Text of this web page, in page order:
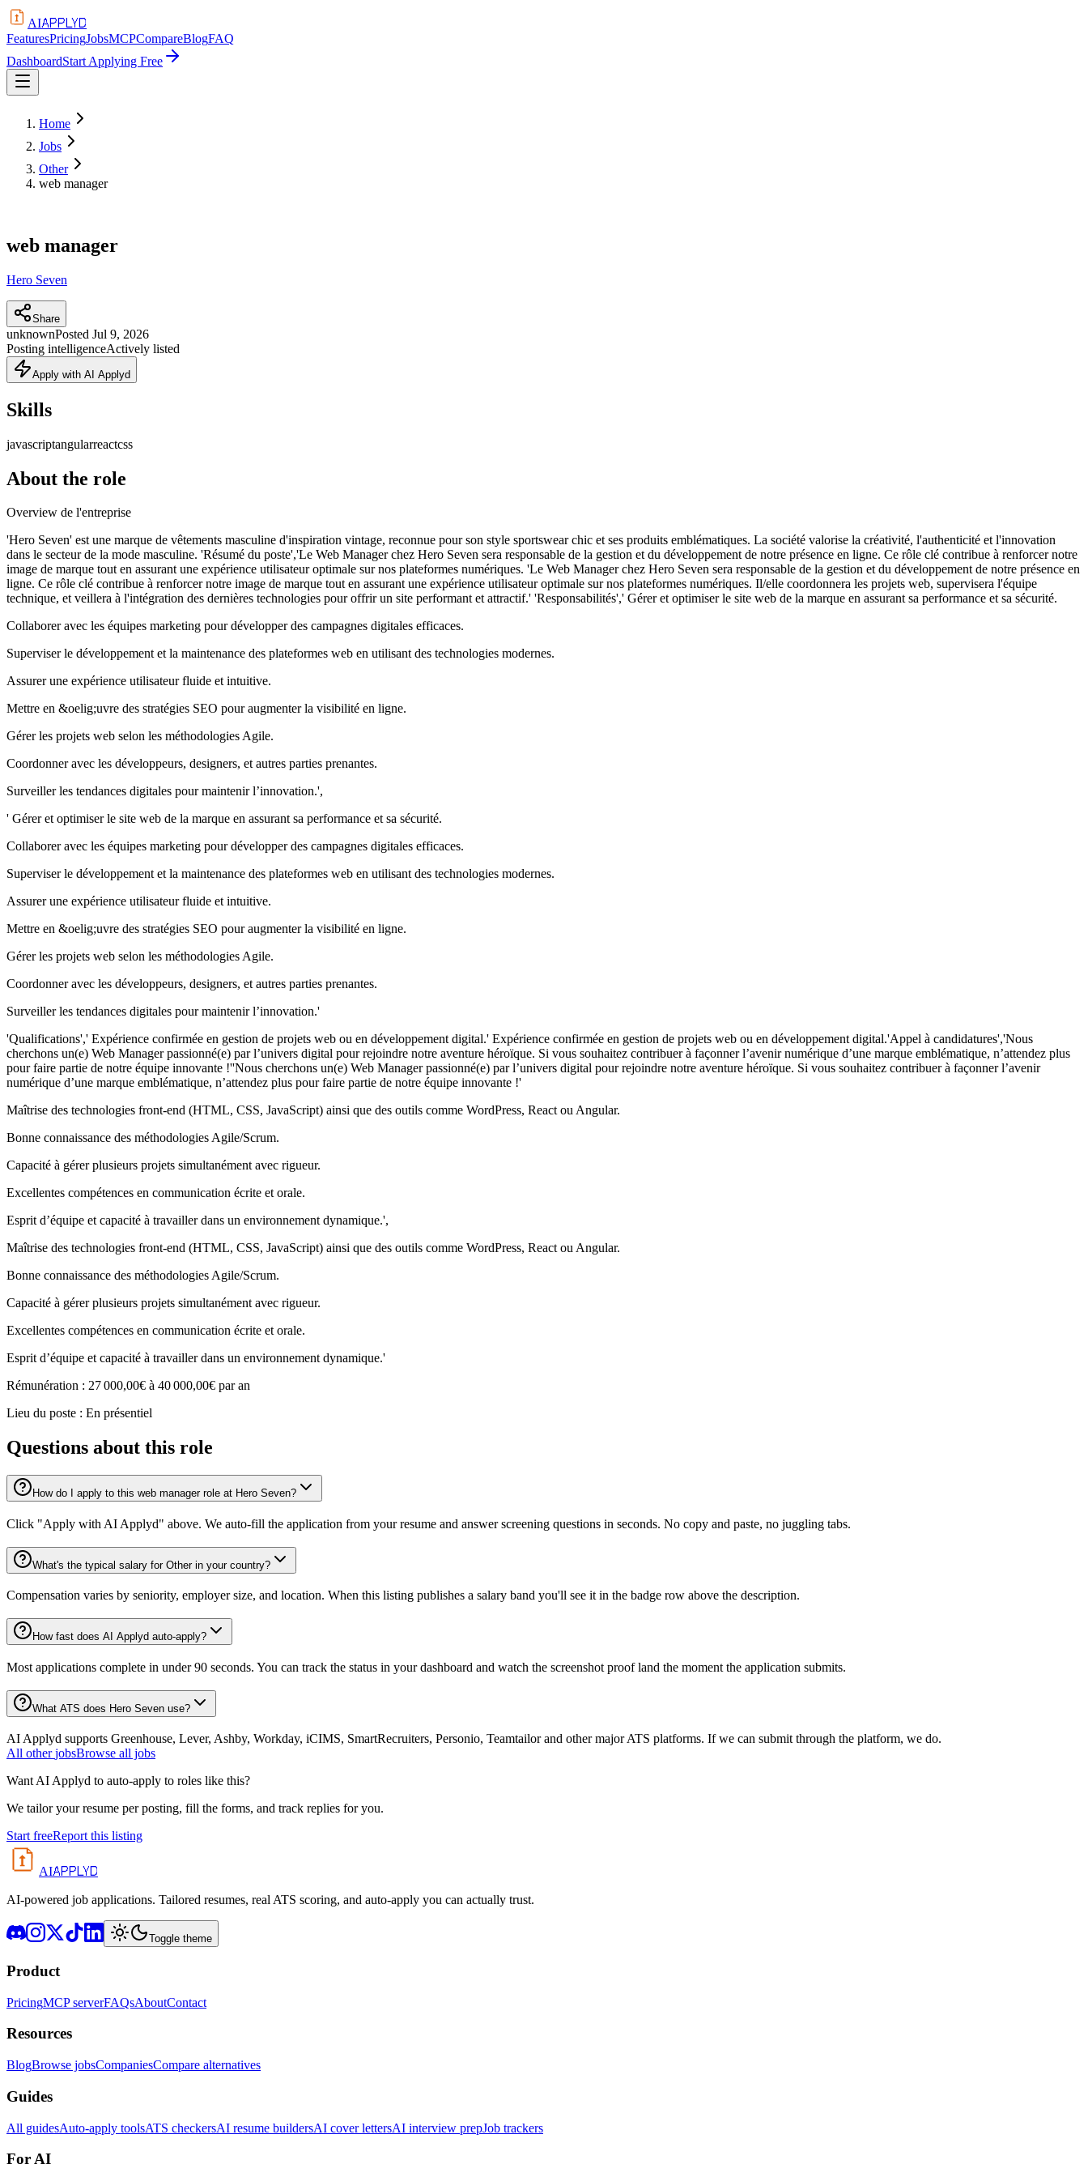
AIAPPLYD
FeaturesPricingJobsMCPCompareBlogFAQ
DashboardStart Applying Free
Home
Jobs
Other
web manager
web manager
Hero Seven
Share
unknownPosted Jul 9, 2026
Posting intelligenceActively listed
Apply with AI Applyd
Skills
javascriptangularreactcss
About the role
Overview de l'entreprise
'Hero Seven' est une marque de vêtements masculine d'inspiration vintage, reconnue pour son style sportswear chic et ses produits emblématiques. La société valorise la créativité, l'authenticité et l'innovation
dans le secteur de la mode masculine. 'Résumé du poste','Le Web Manager chez Hero Seven sera responsable de la gestion et du développement de notre présence en ligne. Ce rôle clé contribue à renforcer notre
image de marque tout en assurant une expérience utilisateur optimale sur nos plateformes numériques. 'Le Web Manager chez Hero Seven sera responsable de la gestion et du développement de notre présence en
ligne. Ce rôle clé contribue à renforcer notre image de marque tout en assurant une expérience utilisateur optimale sur nos plateformes numériques. Il/elle coordonnera les projets web, supervisera l'équipe
technique, et veillera à l'intégration des dernières technologies pour offrir un site performant et attractif.' 'Responsabilités',' Gérer et optimiser le site web de la marque en assurant sa performance et sa sécurité.
Collaborer avec les équipes marketing pour développer des campagnes digitales efficaces.
Superviser le développement et la maintenance des plateformes web en utilisant des technologies modernes.
Assurer une expérience utilisateur fluide et intuitive.
Mettre en &oelig;uvre des stratégies SEO pour augmenter la visibilité en ligne.
Gérer les projets web selon les méthodologies Agile.
Coordonner avec les développeurs, designers, et autres parties prenantes.
Surveiller les tendances digitales pour maintenir l’innovation.',
' Gérer et optimiser le site web de la marque en assurant sa performance et sa sécurité.
Collaborer avec les équipes marketing pour développer des campagnes digitales efficaces.
Superviser le développement et la maintenance des plateformes web en utilisant des technologies modernes.
Assurer une expérience utilisateur fluide et intuitive.
Mettre en &oelig;uvre des stratégies SEO pour augmenter la visibilité en ligne.
Gérer les projets web selon les méthodologies Agile.
Coordonner avec les développeurs, designers, et autres parties prenantes.
Surveiller les tendances digitales pour maintenir l’innovation.'
'Qualifications',' Expérience confirmée en gestion de projets web ou en développement digital.' Expérience confirmée en gestion de projets web ou en développement digital.'Appel à candidatures','Nous
cherchons un(e) Web Manager passionné(e) par l’univers digital pour rejoindre notre aventure héroïque. Si vous souhaitez contribuer à façonner l’avenir numérique d’une marque emblématique, n’attendez plus
pour faire partie de notre équipe innovante !''Nous cherchons un(e) Web Manager passionné(e) par l’univers digital pour rejoindre notre aventure héroïque. Si vous souhaitez contribuer à façonner l’avenir
numérique d’une marque emblématique, n’attendez plus pour faire partie de notre équipe innovante !'
Maîtrise des technologies front-end (HTML, CSS, JavaScript) ainsi que des outils comme WordPress, React ou Angular.
Bonne connaissance des méthodologies Agile/Scrum.
Capacité à gérer plusieurs projets simultanément avec rigueur.
Excellentes compétences en communication écrite et orale.
Esprit d’équipe et capacité à travailler dans un environnement dynamique.',
Maîtrise des technologies front-end (HTML, CSS, JavaScript) ainsi que des outils comme WordPress, React ou Angular.
Bonne connaissance des méthodologies Agile/Scrum.
Capacité à gérer plusieurs projets simultanément avec rigueur.
Excellentes compétences en communication écrite et orale.
Esprit d’équipe et capacité à travailler dans un environnement dynamique.'
Rémunération : 27 000,00€ à 40 000,00€ par an
Lieu du poste : En présentiel
Questions about this role
How do I apply to this web manager role at Hero Seven?
Click "Apply with AI Applyd" above. We auto-fill the application from your resume and answer screening questions in seconds. No copy and paste, no juggling tabs.
What's the typical salary for Other in your country?
Compensation varies by seniority, employer size, and location. When this listing publishes a salary band you'll see it in the badge row above the description.
How fast does AI Applyd auto-apply?
Most applications complete in under 90 seconds. You can track the status in your dashboard and watch the screenshot proof land the moment the application submits.
What ATS does Hero Seven use?
AI Applyd supports Greenhouse, Lever, Ashby, Workday, iCIMS, SmartRecruiters, Personio, Teamtailor and other major ATS platforms. If we can submit through the platform, we do.
All other jobsBrowse all jobs
Want AI Applyd to auto-apply to roles like this?
We tailor your resume per posting, fill the forms, and track replies for you.
Start freeReport this listing
AIAPPLYD
AI-powered job applications. Tailored resumes, real ATS scoring, and auto-apply you can actually trust.
Toggle theme
Product
PricingMCP serverFAQsAboutContact
Resources
BlogBrowse jobsCompaniesCompare alternatives
Guides
All guidesAuto-apply toolsATS checkersAI resume buildersAI cover lettersAI interview prepJob trackers
For AI